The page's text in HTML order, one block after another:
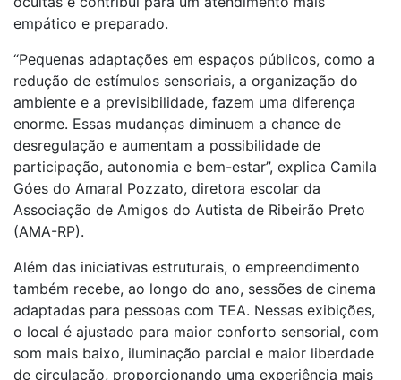
empático e preparado.
“Pequenas adaptações em espaços públicos, como a
redução de estímulos sensoriais, a organização do
ambiente e a previsibilidade, fazem uma diferença
enorme. Essas mudanças diminuem a chance de
desregulação e aumentam a possibilidade de
participação, autonomia e bem-estar”, explica Camila
Góes do Amaral Pozzato, diretora escolar da
Associação de Amigos do Autista de Ribeirão Preto
(AMA-RP).
Além das iniciativas estruturais, o empreendimento
também recebe, ao longo do ano, sessões de cinema
adaptadas para pessoas com TEA. Nessas exibições,
o local é ajustado para maior conforto sensorial, com
som mais baixo, iluminação parcial e maior liberdade
de circulação, proporcionando uma experiência mais